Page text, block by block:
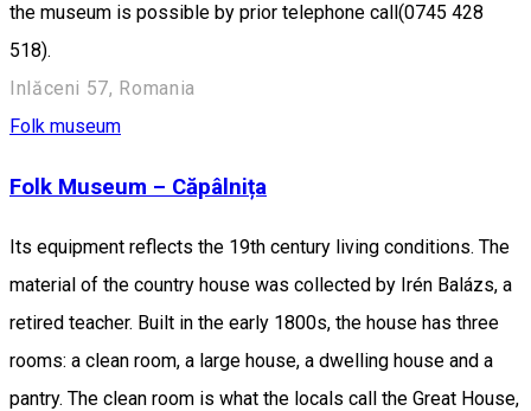
the museum is possible by prior telephone call(0745 428
518).
Inlăceni 57, Romania
Folk museum
Folk Museum – Căpâlnița
Its equipment reflects the 19th century living conditions. The
material of the country house was collected by Irén Balázs, a
retired teacher. Built in the early 1800s, the house has three
rooms: a clean room, a large house, a dwelling house and a
pantry. The clean room is what the locals call the Great House,